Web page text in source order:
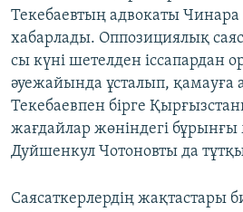
Текебаевтың адвокаты
хабарлады. Оппозициялық
сы күні шетелден іссапардан
әуежайында ұсталып, қамауға
Текебаевпен бірге
жағдайлар жөніндегі бұрынғы
Дуйшенкул Чотоновты да
Саясаткерлердің жақтастары